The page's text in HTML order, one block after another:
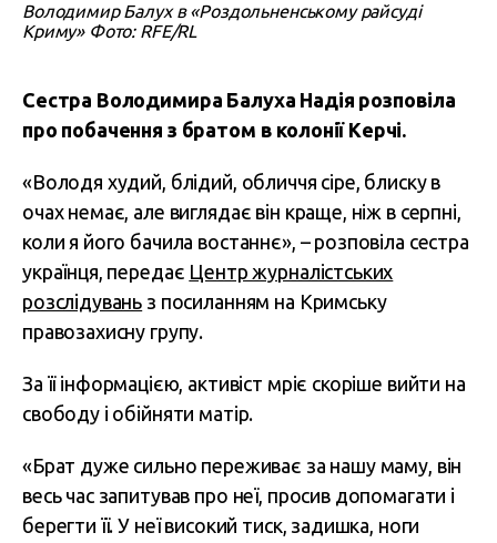
Володимир Балух в «Роздольненському райсуді
Криму» Фото: RFE/RL
Сестра Володимира Балуха Надія розповіла
про побачення з братом в колонії Керчі.
«Володя худий, блідий, обличчя сіре, блиску в
очах немає, але виглядає він краще, ніж в серпні,
коли я його бачила востаннє», – розповіла сестра
українця, передає Центр журналістських
розслідувань з посиланням на Кримську
правозахисну групу.
За її інформацією, активіст мріє скоріше вийти на
свободу і обійняти матір.
«Брат дуже сильно переживає за нашу маму, він
весь час запитував про неї, просив допомагати і
берегти її. У неї високий тиск, задишка, ноги